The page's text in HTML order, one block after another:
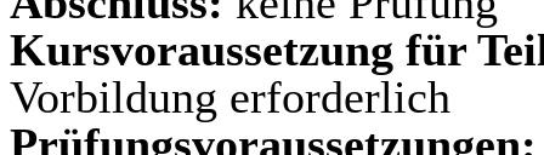
Kursvoraussetzung für
Vorbildung erforderlich
Prüfungsvoraussetzungen: